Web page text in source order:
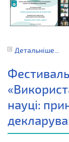
Детальніше...
науці: